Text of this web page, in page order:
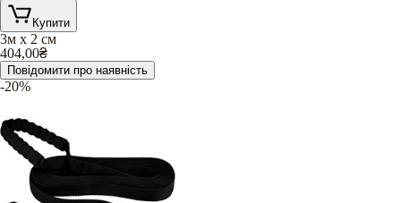
Купити
3м х 2 см
404,00₴
Повідомити про наявність
-20%